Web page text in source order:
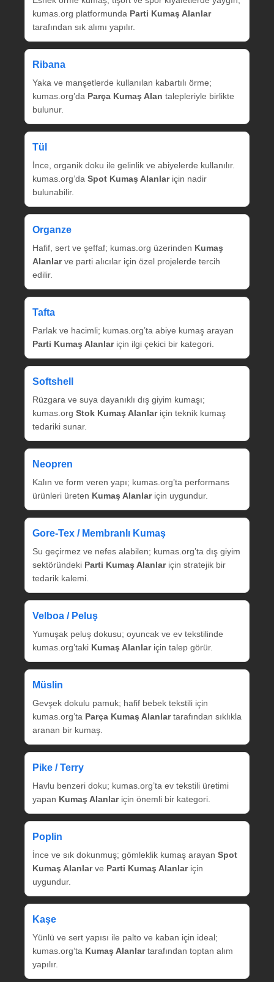
kumas.org platformunda Parti Kumaş Alanlar
tarafından sık alımı yapılır.
Ribana
Yaka ve manşetlerde kullanılan kabartılı örme;
kumas.org’da Parça Kumaş Alan talepleriyle birlikte
bulunur.
Tül
İnce, organik doku ile gelinlik ve abiyelerde kullanılır.
kumas.org’da Spot Kumaş Alanlariçin nadir
bulunabilir.
Organze
Hafif, sert ve şeffaf; kumas.org üzerinden Kumaş
Alanlarve parti alıcılar için özel projelerde tercih
edilir.
Tafta
Parlak ve hacimli; kumas.org’ta abiye kumaş arayan
Parti Kumaş Alanlariçin ilgi çekici bir kategori.
Softshell
Rüzgara ve suya dayanıklı dış giyim kumaşı;
kumas.org Stok Kumaş Alanlariçin teknik kumaş
tedariki sunar.
Neopren
Kalın ve form veren yapı; kumas.org’ta performans
ürünleri üreten Kumaş Alanlariçin uygundur.
Gore‑Tex / Membranlı Kumaş
Su geçirmez ve nefes alabilen; kumas.org’ta dış giyim
sektöründeki Parti Kumaş Alanlariçin stratejik bir
tedarik kalemi.
Velboa / Peluş
Yumuşak peluş dokusu; oyuncak ve ev tekstilinde
kumas.org’taki Kumaş Alanlariçin talep görür.
Müslin
Gevşek dokulu pamuk; hafif bebek tekstili için
kumas.org’ta Parça Kumaş Alanlartarafından sıklıkla
aranan bir kumaş.
Pike / Terry
Havlu benzeri doku; kumas.org’ta ev tekstili üretimi
yapan Kumaş Alanlariçin önemli bir kategori.
Poplin
İnce ve sık dokunmuş; gömleklik kumaş arayan Spot
Kumaş Alanlarve Parti Kumaş Alanlariçin
uygundur.
Kaşe
Yünlü ve sert yapısı ile palto ve kaban için ideal;
kumas.org’ta Kumaş Alanlartarafından toptan alım
yapılır.